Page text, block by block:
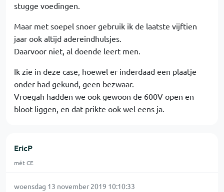
stugge voedingen.
Maar met soepel snoer gebruik ik de laatste vijftien
jaar ook altijd adereindhulsjes.
Daarvoor niet, al doende leert men.
Ik zie in deze case, hoewel er inderdaad een plaatje
onder had gekund, geen bezwaar.
Vroegah hadden we ook gewoon de 600V open en
bloot liggen, en dat prikte ook wel eens ja.
EricP
mét CE
woensdag 13 november 2019 10:10:33